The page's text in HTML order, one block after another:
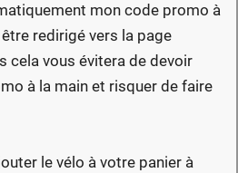
mon code promo à
redirigé vers la page
cela vous évitera de devoir
à la main et risquer de faire
le vélo à votre panier à